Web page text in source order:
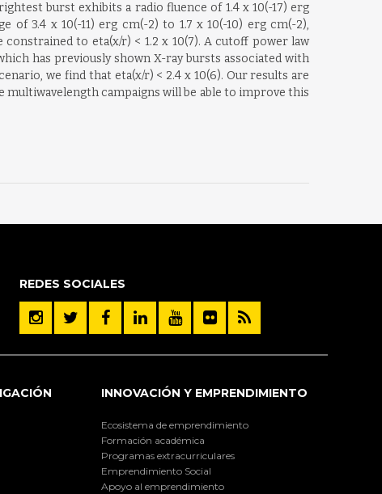
burst exhibits a radio fluence of 1.4 x 10(-17) erg
3.4 x 10(-11) erg cm(-2) to 1.7 x 10(-10) erg cm(-2),
to eta(x/r) < 1.2 x 10(7). A cutoff power law
has previously shown X-ray bursts associated with
we find that eta(x/r) < 2.4 x 10(6). Our results are
multiwavelength campaigns will be able to improve this
REDES SOCIALES
INNOVACIÓN Y EMPRENDIMIENTO
Ecosistema de emprendimiento
Formación académica
Programas extracurriculares
Emprendimiento Social
Apoyo al emprendimiento